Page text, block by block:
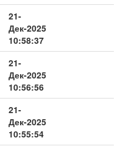
21-
Дек-2025
10:58:37
21-
Дек-2025
10:56:56
21-
Дек-2025
10:55:54